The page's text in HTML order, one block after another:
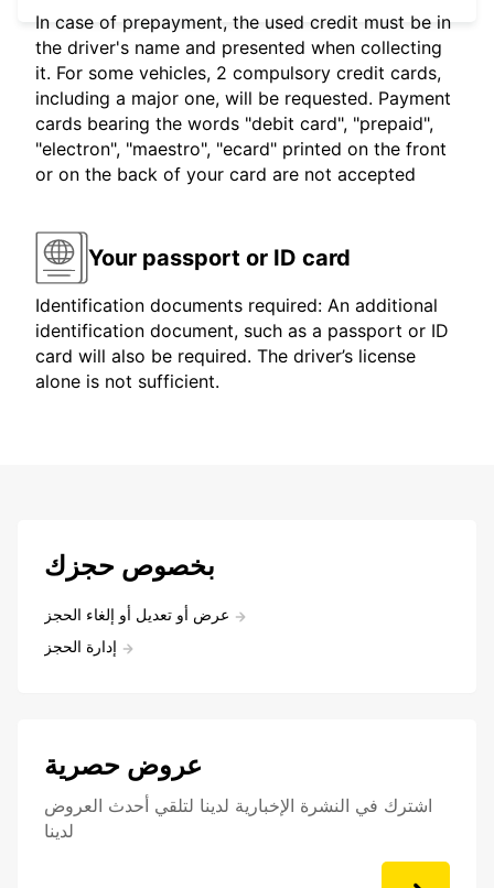
In case of prepayment, the used credit must be in
the driver's name and presented when collecting
it. For some vehicles, 2 compulsory credit cards,
including a major one, will be requested. Payment
cards bearing the words "debit card", "prepaid",
"electron", "maestro", "ecard" printed on the front
or on the back of your card are not accepted
Your passport or ID card
Identification documents required: An additional
identification document, such as a passport or ID
card will also be required. The driver’s license
alone is not sufficient.
بخصوص حجزك
عرض أو تعديل أو إلغاء الحجز
إدارة الحجز
عروض حصرية
اشترك في النشرة الإخبارية لدينا لتلقي أحدث العروض
لدينا